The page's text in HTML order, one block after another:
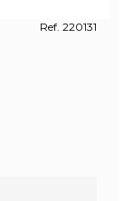
Ref. 220131